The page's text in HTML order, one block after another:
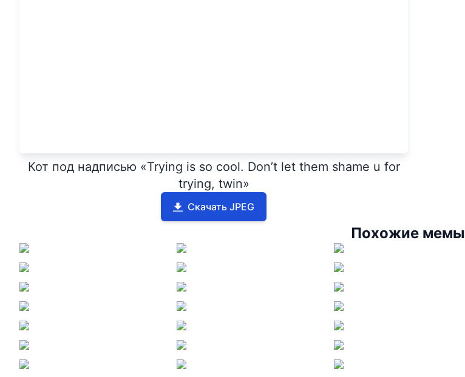
Кот под надписью «Trying is so cool. Don’t let them shame u for
trying, twin»
Скачать JPEG
Похожие мемы